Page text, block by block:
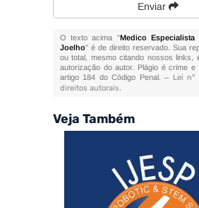
Enviar
O texto acima "Medico
Joelho" é de direito reservado. Sua
ou total, mesmo citando nossos links,
autorização do autor. Plágio é crime
artigo 184 do Código Penal. – Lei n°
direitos autorais.
Veja Também